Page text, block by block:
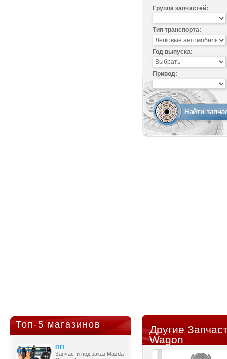
Топ-5 магазинов
ПП
Запчасти под заказ Mazda
Группа запчастей:
Тип транспорта:
Год выпуска:
Привод:
Другие
Wagon